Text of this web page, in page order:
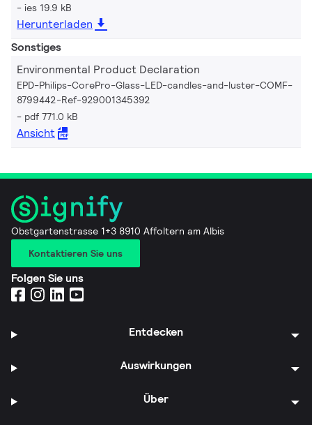
ies 19.9 kB
Herunterladen
Sonstiges
Environmental Product Declaration
EPD-Philips-CorePro-Glass-LED-candles-and-luster-COMF-
8799442-Ref-929001345392
pdf 771.0 kB
Ansicht
Obstgartenstrasse 1+3 8910 Affoltern am Albis
Kontaktieren Sie uns
Folgen Sie uns
Entdecken
Auswirkungen
Über